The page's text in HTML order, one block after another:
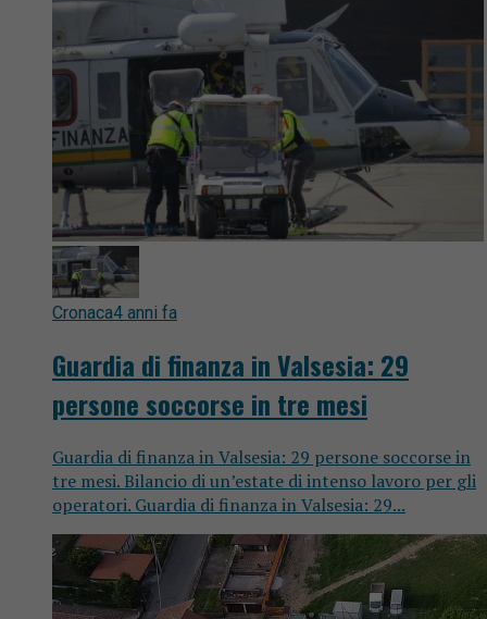
Cronaca4 anni fa
Guardia di finanza in Valsesia: 29
persone soccorse in tre mesi
Guardia di finanza in Valsesia: 29 persone soccorse in
tre mesi. Bilancio di un’estate di intenso lavoro per gli
operatori. Guardia di finanza in Valsesia: 29...